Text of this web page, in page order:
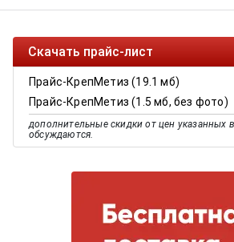
Скачать прайс-лист
Прайс-КрепМетиз (19.1 мб)
Прайс-КрепМетиз (1.5 мб, без фото)
дополнительные скидки от цен указанных
обсуждаются.